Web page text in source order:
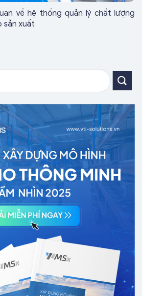
về hệ thống quản lý chất lượng
sản xuất